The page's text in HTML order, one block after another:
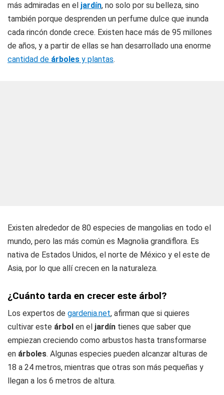
más admiradas en el jardín, no solo por su belleza, sino
también porque desprenden un perfume dulce que inunda
cada rincón donde crece. Existen hace más de 95 millones
de años, y a partir de ellas se han desarrollado una enorme
cantidad de árboles y plantas.
Existen alrededor de 80 especies de mangolias en todo el
mundo, pero las más común es Magnolia grandiflora. Es
nativa de Estados Unidos, el norte de México y el este de
Asia, por lo que allí crecen en la naturaleza.
¿Cuánto tarda en crecer este árbol?
Los expertos de gardenia.net, afirman que si quieres
cultivar este árbol en el jardín tienes que saber que
empiezan creciendo como arbustos hasta transformarse
en árboles. Algunas especies pueden alcanzar alturas de
18 a 24 metros, mientras que otras son más pequeñas y
llegan a los 6 metros de altura.